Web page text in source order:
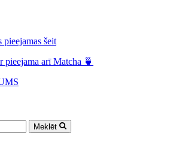
pieejamas šeit
arī Matcha 🍵
Meklēt